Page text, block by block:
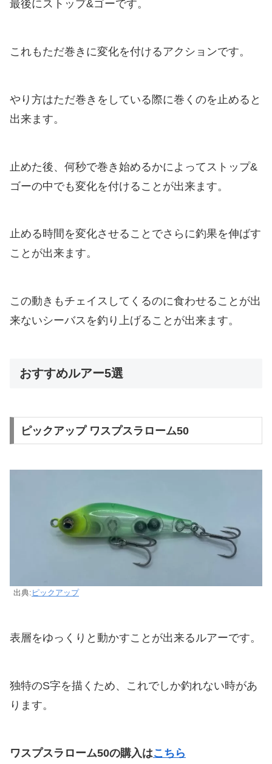
最後にストップ&ゴーです。
これもただ巻きに変化を付けるアクションです。
やり方はただ巻きをしている際に巻くのを止めると
出来ます。
止めた後、何秒で巻き始めるかによってストップ&
ゴーの中でも変化を付けることが出来ます。
止める時間を変化させることでさらに釣果を伸ばす
ことが出来ます。
この動きもチェイスしてくるのに食わせることが出
来ないシーバスを釣り上げることが出来ます。
おすすめルアー5選
ピックアップ ワスプスラローム50
出典: ピックアップ
表層をゆっくりと動かすことが出来るルアーです。
独特のS字を描くため、これでしか釣れない時があ
ります。
ワスプスラローム50の購入はこちら